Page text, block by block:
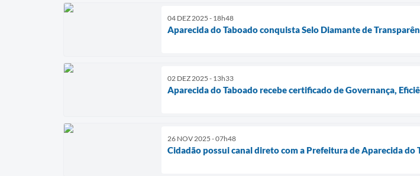
04 DEZ 2025 - 18h48
Aparecida do Taboado conquista Selo Diamante de
02 DEZ 2025 - 13h33
Aparecida do Taboado recebe certificado de Governança,
26 NOV 2025 - 07h48
Cidadão possui canal direto com a Prefeitura de Aparecida do